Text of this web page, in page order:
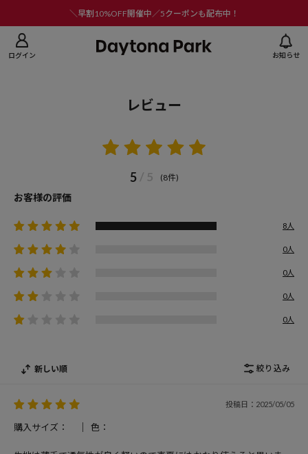
＼早割10%OFF開催中／5クーポンも配布中！
ログイン お知らせ
レビュー
5 / 5 (8件)
お客様の評価
8人
0人
0人
0人
0人
新しい順 絞り込み
投稿日：2025/05/05
購入サイズ： 色：